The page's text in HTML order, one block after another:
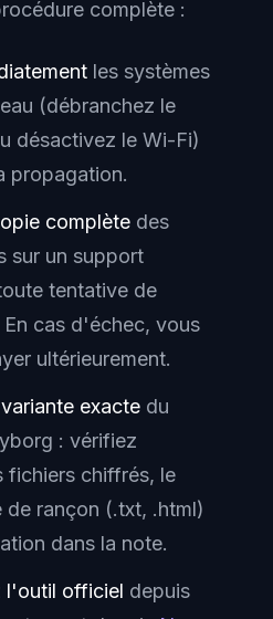
complète :
les systèmes
(débranchez le
désactivez le Wi-Fi)
propagation.
complète des
sur un support
tentative de
cas d'échec, vous
ultérieurement.
exacte du
: vérifiez
fichiers chiffrés, le
de rançon (.txt, .html)
dans la note.
l'outil officiel depuis